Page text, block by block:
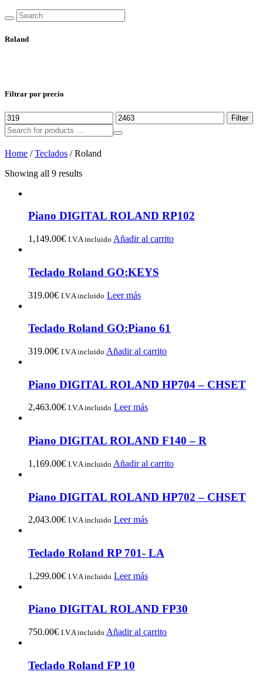
Roland
Home /Teclados / Roland
Showing all 9 results
Piano DIGITAL ROLAND RP102
1,149.00€ I.V.A incluido Añadir al carrito
Teclado Roland GO:KEYS
319.00€ I.V.A incluido Leer más
Teclado Roland GO:Piano 61
319.00€ I.V.A incluido Añadir al carrito
Piano DIGITAL ROLAND HP704 – CHSET
2,463.00€ I.V.A incluido Leer más
Piano DIGITAL ROLAND F140 – R
1,169.00€ I.V.A incluido Añadir al carrito
Piano DIGITAL ROLAND HP702 – CHSET
2,043.00€ I.V.A incluido Leer más
Teclado Roland RP 701- LA
1,299.00€ I.V.A incluido Leer más
Piano DIGITAL ROLAND FP30
750.00€ I.V.A incluido Añadir al carrito
Teclado Roland FP 10
Filtrar por precio
Min
price
Max
price
Filter